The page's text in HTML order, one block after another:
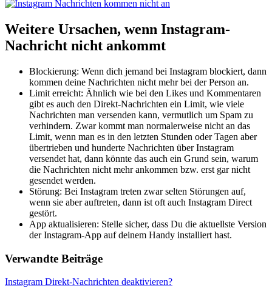
Weitere Ursachen, wenn Instagram-
Nachricht nicht ankommt
Blockierung: Wenn dich jemand bei Instagram blockiert, dann
kommen deine Nachrichten nicht mehr bei der Person an.
Limit erreicht: Ähnlich wie bei den Likes und Kommentaren
gibt es auch den Direkt-Nachrichten ein Limit, wie viele
Nachrichten man versenden kann, vermutlich um Spam zu
verhindern. Zwar kommt man normalerweise nicht an das
Limit, wenn man es in den letzten Stunden oder Tagen aber
übertrieben und hunderte Nachrichten über Instagram
versendet hat, dann könnte das auch ein Grund sein, warum
die Nachrichten nicht mehr ankommen bzw. erst gar nicht
gesendet werden.
Störung: Bei Instagram treten zwar selten Störungen auf,
wenn sie aber auftreten, dann ist oft auch Instagram Direct
gestört.
App aktualisieren: Stelle sicher, dass Du die aktuellste Version
der Instagram-App auf deinem Handy installiert hast.
Verwandte Beiträge
Instagram Direkt-Nachrichten deaktivieren?